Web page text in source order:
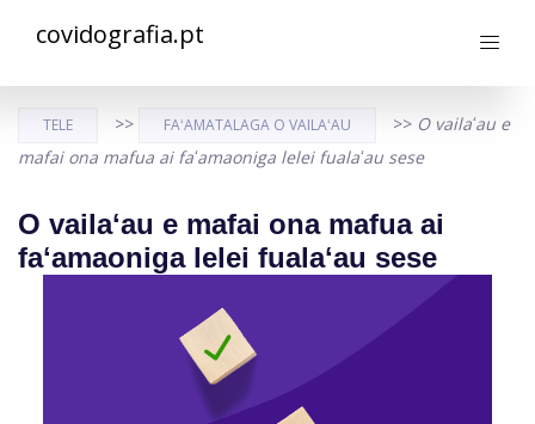
covidografia.pt
TELE >> FAʻAMATALAGA O VAILAʻAU >> O vailaʻau e
mafai ona mafua ai faʻamaoniga lelei fualaʻau sese
O vailaʻau e mafai ona mafua ai
faʻamaoniga lelei fualaʻau sese